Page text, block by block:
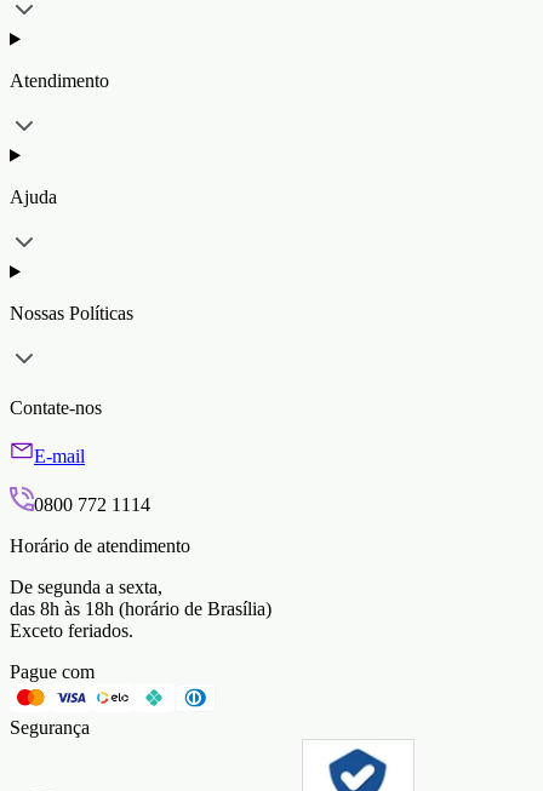
Atendimento
Ajuda
Nossas Políticas
Contate-nos
E-mail
0800 772 1114
Horário de atendimento
De segunda a sexta,
das 8h às 18h (horário de Brasília)
Exceto feriados.
Pague com
Segurança